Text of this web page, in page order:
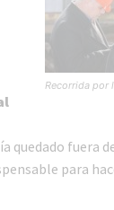
Recorrida por
fuera
para